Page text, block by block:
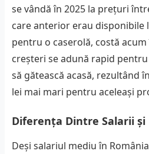
se vândă în 2025 la prețuri
care anterior erau disponibile
pentru o caserolă, costă
creșteri se adună rapid
să gătească acasă, rezultând
lei mai mari pentru aceleași
Diferența Dintre Salarii
Deși salariul mediu în